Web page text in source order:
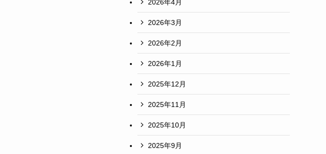
2026年4月
2026年3月
2026年2月
2026年1月
2025年12月
2025年11月
2025年10月
2025年9月